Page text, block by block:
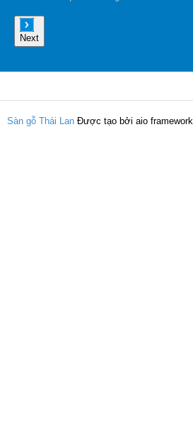
Next
Sàn gỗ Thái Lan Được tạo bởi aio framework